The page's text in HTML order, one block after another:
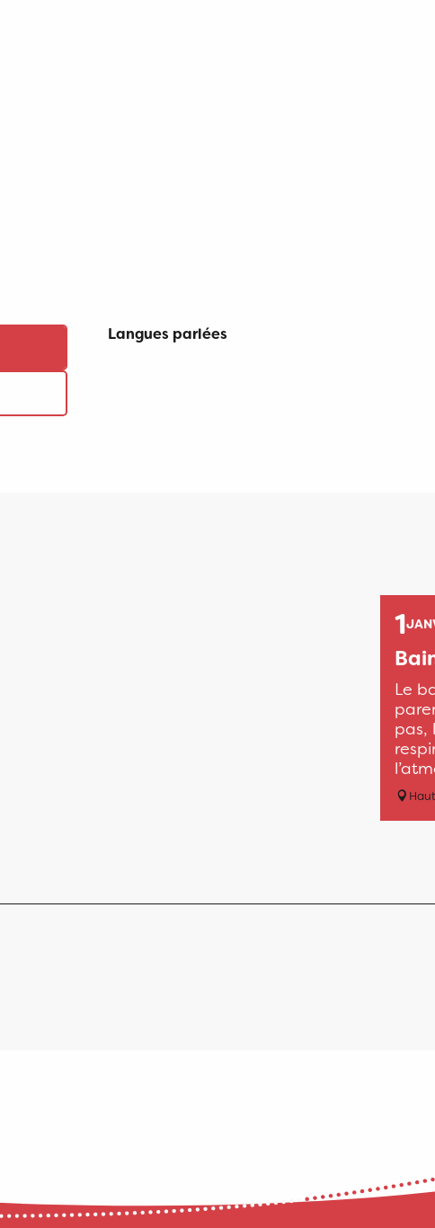
Langues parlées
Langues parlées
1
Le
pas,